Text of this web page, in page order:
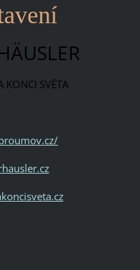
KONCI SVĚTA